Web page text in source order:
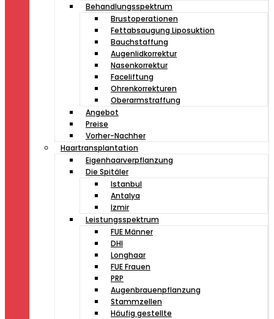
Behandlungsspektrum
Brustoperationen
Fettabsaugung Liposuktion
Bauchstaffung
Augenlidkorrektur
Nasenkorrektur
Faceliftung
Ohrenkorrekturen
Oberarmstraffung
Angebot
Preise
Vorher-Nachher
Haartransplantation
Eigenhaarverpflanzung
Die Spitäler
Istanbul
Antalya
Izmir
Leistungsspektrum
FUE Männer
DHI
Longhaar
FUE Frauen
PRP
Augenbrauenpflanzung
Stammzellen
Häufig gestellte